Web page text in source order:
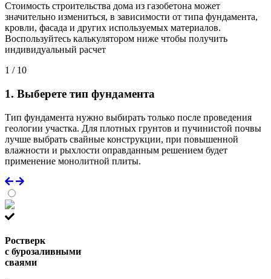
Стоимость строительства дома из газобетона может
значительно измениться, в зависимости от типа фундамента,
кровли, фасада и других используемых материалов.
Воспользуйтесь калькулятором ниже чтобы получить
индивидуальный расчет
1 / 10
1. Выберете тип фундамента
Тип фундамента нужно выбирать только после проведения
геологии участка. Для плотных грунтов и пучинистой почвы
лучше выбрать свайные конструкции, при повышенной
влажности и рыхлости оправданным решением будет
применение монолитной плиты.
Ростверк
с бурозаливными
сваями